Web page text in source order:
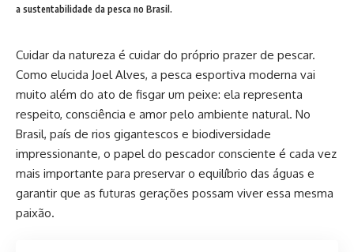
a sustentabilidade da pesca no Brasil.
Cuidar da natureza é cuidar do próprio prazer de pescar.
Como elucida Joel Alves, a pesca esportiva moderna vai
muito além do ato de fisgar um peixe: ela representa
respeito, consciência e amor pelo ambiente natural. No
Brasil, país de rios gigantescos e biodiversidade
impressionante, o papel do pescador consciente é cada vez
mais importante para preservar o equilíbrio das águas e
garantir que as futuras gerações possam viver essa mesma
paixão.